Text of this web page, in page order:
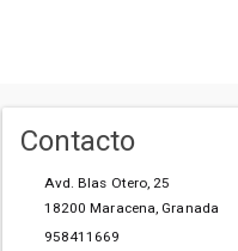
Contacto
Avd. Blas Otero, 25
18200 Maracena, Granada
958411669